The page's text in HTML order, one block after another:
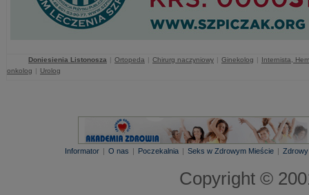
Doniesienia Listonosza | Ortopeda | Chirurg naczyniowy | Ginekolog | Internista,
onkolog | Urolog
Informator | O nas | Poczekalnia | Seks w Zdrowym Mieście |
Copyright ©